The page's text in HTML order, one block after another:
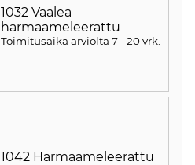
1032 Vaalea
harmaameleerattu
Toimitusaika arviolta 7 - 20 vrk.
1042 Harmaameleerattu